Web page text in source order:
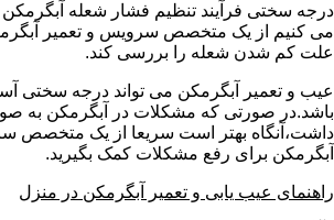
درجه سختی فرآیند تنظیم فشار شعله
می کنیم از یک متخصص سرویس و تعمیر
علت کم شدن شعله را بررسی کند.
عیب و تعمیر آبگرمکن می تواند درجه سختی
باشد.در صورتی که مشکلات در آبگرمکن به
داشت،آنگاه بهتر است سریعا از یک متخصص
آبگرمکن برای رفع مشکلات کمک بگیرید.
راهنمای عیب یابی و تعمیر آبگرمکن در منزل